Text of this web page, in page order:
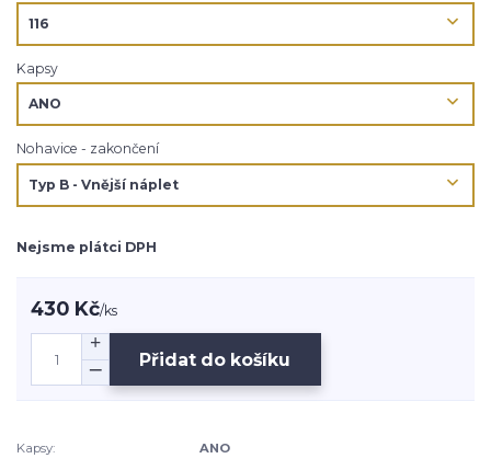
Kapsy
Nohavice - zakončení
Nejsme plátci DPH
430 Kč/ks
Přidat do košíku
Kapsy: ANO